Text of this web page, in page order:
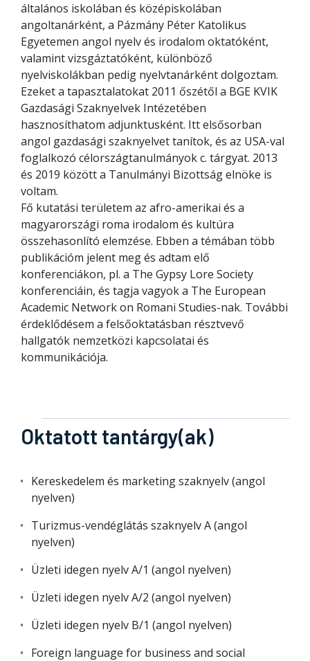
általános iskolában és középiskolában
angoltanárként, a Pázmány Péter Katolikus
Egyetemen angol nyelv és irodalom oktatóként,
valamint vizsgáztatóként, különböző
nyelviskolákban pedig nyelvtanárként dolgoztam.
Ezeket a tapasztalatokat 2011 őszétől a BGE KVIK
Gazdasági Szaknyelvek Intézetében
hasznosíthatom adjunktusként. Itt elsősorban
angol gazdasági szaknyelvet tanítok, és az USA-val
foglalkozó célországtanulmányok c. tárgyat. 2013
és 2019 között a Tanulmányi Bizottság elnöke is
voltam.
Fő kutatási területem az afro-amerikai és a
magyarországi roma irodalom és kultúra
összehasonlító elemzése. Ebben a témában több
publikációm jelent meg és adtam elő
konferenciákon, pl. a The Gypsy Lore Society
konferenciáin, és tagja vagyok a The European
Academic Network on Romani Studies-nak. További
érdeklődésem a felsőoktatásban résztvevő
hallgatók nemzetközi kapcsolatai és
kommunikációja.
Oktatott tantárgy(ak)
Kereskedelem és marketing szaknyelv (angol
nyelven)
Turizmus-vendéglátás szaknyelv A (angol
nyelven)
Üzleti idegen nyelv A/1 (angol nyelven)
Üzleti idegen nyelv A/2 (angol nyelven)
Üzleti idegen nyelv B/1 (angol nyelven)
Foreign language for business and social